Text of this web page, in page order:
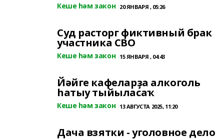
Кеше һәм закон 20 ЯНВАРЯ , 05:26
Суд расторг фиктивный брак
участника СВО
Кеше һәм закон 15 ЯНВАРЯ , 04:43
Йәйге кафеларҙа алкоголь
һатыу тыйыласаҡ
Кеше һәм закон 13 АВГУСТА 2025, 11:20
Дача взятки - уголовное дело